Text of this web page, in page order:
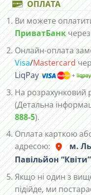
ОПЛАТА
Ви можете
ПриватБанк
Онлайн-оплата
Visa/Mastercard
LiqPay
На розрахунковий
(Детальна
888-5).
Оплата карткою
адресою:
м.
Павільйон
Якщо ні один з
підійде, ми